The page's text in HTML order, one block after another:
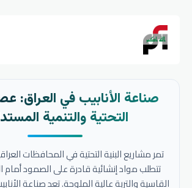
صناعة الأنابيب في العراق:
التحتية والتنمية
تمر مشاريع البنية التحتية في المحافظات
تتطلب مواد إنشائية قادرة على الصمود أمام
القاسية والتربة عالية الملوحة. تعد صناعة